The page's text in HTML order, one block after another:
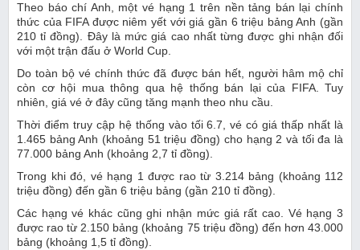
Theo báo chí Anh, một vé hạng 1 trên nền tảng bán lại chính
thức của FIFA được niêm yết với giá gần 6 triệu bảng Anh (gần
210 tỉ đồng). Đây là mức giá cao nhất từng được ghi nhận đối
với một trận đấu ở World Cup.
Do toàn bộ vé chính thức đã được bán hết, người hâm mộ chỉ
còn cơ hội mua thông qua hệ thống bán lại của FIFA. Tuy
nhiên, giá vé ở đây cũng tăng mạnh theo nhu cầu.
Thời điểm truy cập hệ thống vào tối 6.7, vé có giá thấp nhất là
1.465 bảng Anh (khoảng 51 triệu đồng) cho hạng 2 và tối đa là
77.000 bảng Anh (khoảng 2,7 tỉ đồng).
Trong khi đó, vé hạng 1 được rao từ 3.214 bảng (khoảng 112
triệu đồng) đến gần 6 triệu bảng (gần 210 tỉ đồng).
Các hạng vé khác cũng ghi nhận mức giá rất cao. Vé hạng 3
được rao từ 2.150 bảng (khoảng 75 triệu đồng) đến hơn 43.000
bảng (khoảng 1,5 tỉ đồng).